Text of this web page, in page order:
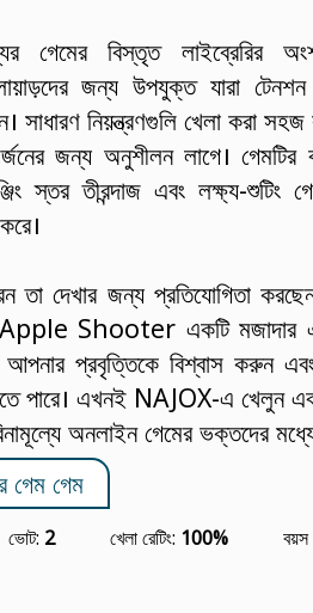
গেমের বিস্তৃত লাইব্রেরির
জন্য উপযুক্ত যারা টেনশন
সাধারণ নিয়ন্ত্রণগুলি খেলা করা
জন্য অনুশীলন লাগে। গেমটির
স্তর তীরন্দাজ এবং লক্ষ্য-শুটিং
দেখার জন্য প্রতিযোগিতা করছেন
Shooter একটি মজাদার
আপনার প্রবৃত্তিকে বিশ্বাস করুন
পারে। এখনই NAJOX-এ খেলুন
অনলাইন গেমের ভক্তদের
গেম গেম
ভোট: 2 খেলা রেটিং: 100% বয়স